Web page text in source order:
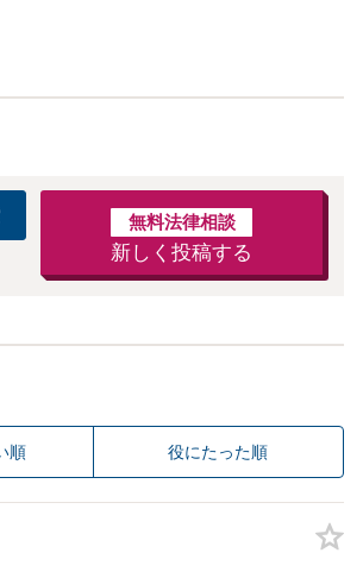
無料法律相談
新しく投稿する
順 役にたった順